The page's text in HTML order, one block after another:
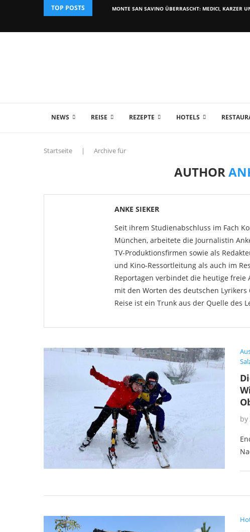
TOP POSTS MONTE SAN SAVINO ÜBERRASCHT: MEDICI, KARZER
NEWS REISE REZEPTE HOTELS
Startseite | Archive für
AUTHOR
ANKE SIEKER
Seit ihrem Studienabschluss im Fach
München, arbeitete die Journalistin
TV-Produktionsfirmen sowie als
und Kino-Ressortleitung als auch im
Reportagen verbindet die heutige freie
mit den Worten des deutschen
Reise ist ein Trunk aus der Quelle des
by